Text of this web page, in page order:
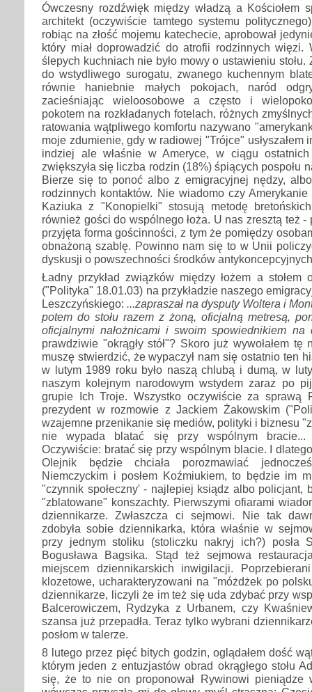
Ówczesny rozdźwięk między władzą a Kościołem
architekt (oczywiście tamtego systemu politycznego)
robiąc na złość mojemu katechecie, aprobował
który miał doprowadzić do atrofii rodzinnych więzi.
ślepych kuchniach nie było mowy o ustawieniu stołu.
do wstydliwego surogatu, zwanego kuchennym
równie haniebnie małych pokojach, naród
zacieśniając wieloosobowe a często i
pokotem na rozkładanych fotelach, różnych
ratowania wątpliwego komfortu nazywano
moje zdumienie, gdy w radiowej "Trójce" usłyszałem
indziej ale właśnie w Ameryce, w ciągu
zwiększyła się liczba rodzin (18%) śpiących pospołu
Bierze się to ponoć albo z emigracyjnej nędzy,
rodzinnych kontaktów. Nie wiadomo czy
Kaziuka z "Konopielki" stosują metodę
również gości do wspólnego łoża. U nas zresztą też -
przyjęta forma gościnności, z tym że pomiędzy
obnażoną szablę. Powinno nam się to w Unii
dyskusji o powszechności środków
Ładny przykład związków między łożem a stołem
("Polityka" 18.01.03) na przykładzie naszego
Leszczyńskiego: ...zapraszał na dysputy Woltera i
potem do stołu razem z żoną, oficjalną metresą,
oficjalnymi nałożnicami i swoim spowiednikiem na
prawdziwie "okrągły stół"? Skoro już wywołałem
muszę stwierdzić, że wypaczył nam się ostatnio ten
w lutym 1989 roku było naszą chlubą i dumą, w
naszym kolejnym narodowym wstydem zaraz po
grupie Ich Troje. Wszystko oczywiście za sprawą
prezydent w rozmowie z Jackiem Żakowskim
wzajemne przenikanie się mediów, polityki i biznesu
nie wypada blatać się przy wspólnym bracie...
Oczywiście: bratać się przy wspólnym blacie. I
Olejnik będzie chciała porozmawiać
Niemczyckim i posłem Koźmiukiem, to będzie im
"czynnik społeczny' - najlepiej ksiądz albo policjant,
"zblatowane" konszachty. Pierwszymi ofiarami
dziennikarze. Zwłaszcza ci sejmowi. Nie tak
zdobyła sobie dziennikarka, która właśnie w
przy jednym stoliku (stoliczku nakryj ich?) posła
Bogusława Bagsika. Stąd też sejmowa
miejscem dziennikarskich inwigilacji.
klozetowe, ucharakteryzowani na "móżdżek po
dziennikarze, liczyli że im też się uda zdybać przy
Balcerowiczem, Rydzyka z Urbanem, czy
szansa już przepadła. Teraz tylko wybrani
posłom w talerze.
8 lutego przez pięć bitych godzin, oglądałem dość
którym jeden z entuzjastów obrad okrągłego stołu
się, że to nie on proponował Rywinowi pieniądze